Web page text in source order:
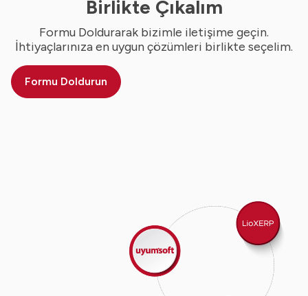
Birlikte Çıkalım
Formu Doldurarak bizimle iletişime geçin.
İhtiyaçlarınıza en uygun çözümleri birlikte seçelim.
Formu Doldurun